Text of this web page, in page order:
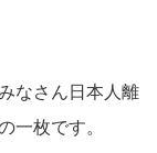
なさん日本人離
一枚です。